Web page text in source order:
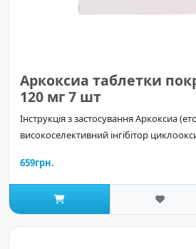
Аркоксиа таблетки
120 мг 7 шт
Інструкція з застосування Аркоксиа
високоселективний інгібітор
659грн.